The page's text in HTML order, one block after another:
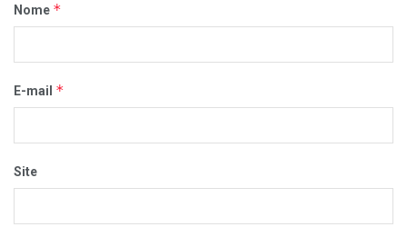
Nome *
E-mail *
Site